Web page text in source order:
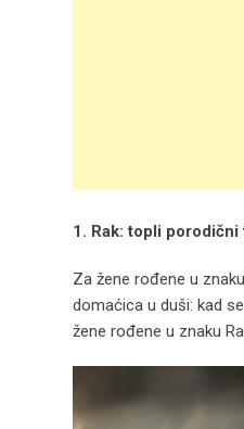
1. Rak: topli porodični
Za žene rođene u
domaćica u duši: kad
žene rođene u znaku